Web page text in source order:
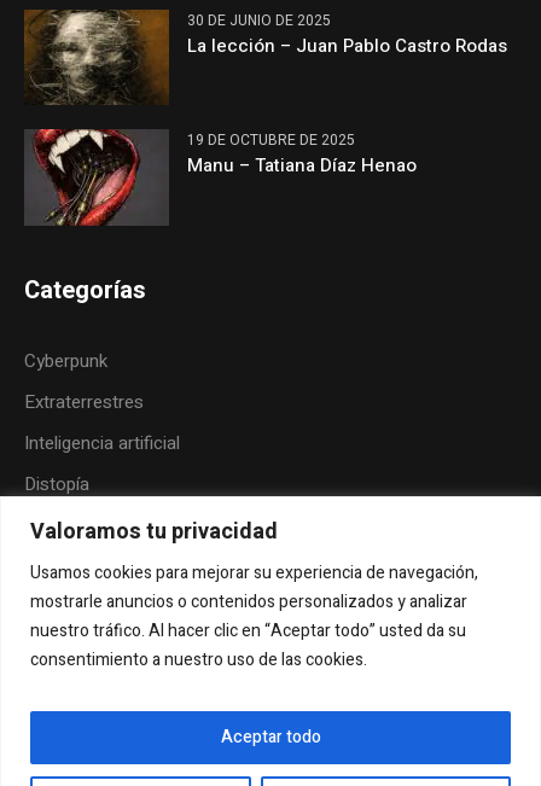
Valoramos tu privacidad
Usamos cookies para mejorar su experiencia de navegación,
mostrarle anuncios o contenidos personalizados y analizar
nuestro tráfico. Al hacer clic en “Aceptar todo” usted da su
consentimiento a nuestro uso de las cookies.
Aceptar todo
30 DE JUNIO DE 2025
La lección – Juan Pablo Castro Rodas
19 DE OCTUBRE DE 2025
Manu – Tatiana Díaz Henao
Categorías
Cyberpunk
Extraterrestres
Inteligencia artificial
Distopía
Neoindigenismo
Posthumanismo
Folk-horror
Envía tu cuento Contacto Sobre la revista